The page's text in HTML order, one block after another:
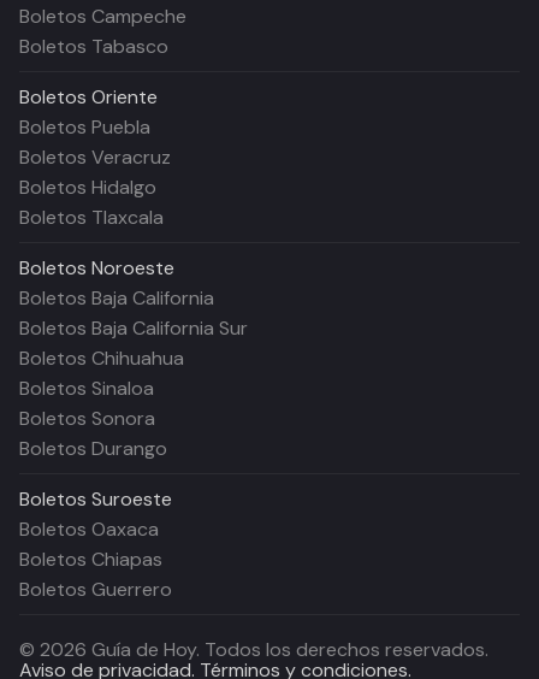
Boletos Campeche
Boletos Tabasco
Boletos Oriente
Boletos Puebla
Boletos Veracruz
Boletos Hidalgo
Boletos Tlaxcala
Boletos Noroeste
Boletos Baja California
Boletos Baja California Sur
Boletos Chihuahua
Boletos Sinaloa
Boletos Sonora
Boletos Durango
Boletos Suroeste
Boletos Oaxaca
Boletos Chiapas
Boletos Guerrero
© 2026 Guía de Hoy. Todos los derechos reservados.
Aviso de privacidad. Términos y condiciones.